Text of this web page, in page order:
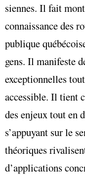
siennes. Il fait
connaissance des
publique
gens. Il manifeste
exceptionnelles
accessible. Il tient
des enjeux tout en
s’appuyant sur le
théoriques
d’applications